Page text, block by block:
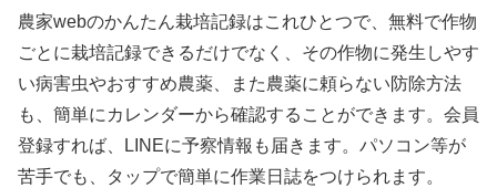
農家webのかんたん栽培記録はこれひとつで、無料で作物
ごとに栽培記録できるだけでなく、その作物に発生しやす
い病害虫やおすすめ農薬、また農薬に頼らない防除方法
も、簡単にカレンダーから確認することができます。会員
登録すれば、LINEに予察情報も届きます。パソコン等が
苦手でも、タップで簡単に作業日誌をつけられます。